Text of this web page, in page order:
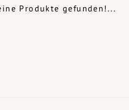
Produkte gefunden!...